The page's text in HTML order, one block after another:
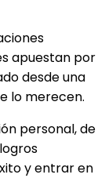
apuestan por
desde una
lo merecen.
personal, de
y entrar en